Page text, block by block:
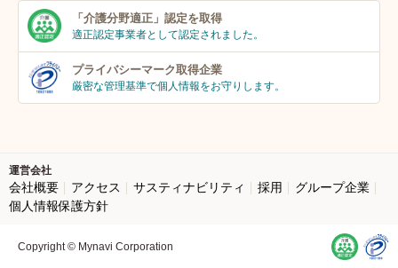
「介護分野適正」 認定を取得
適正認定事業者として認定されました。
プライバシーマーク取得企業
厳密な管理基準で個人情報をお守りします。
運営会社
会社概要 アクセス サスティナビリティ 採用
グループ企業
個人情報保護方針
Copyright © Mynavi Corporation